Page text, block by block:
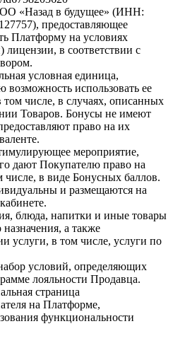
«Назад в будущее» (ИНН:
предоставляющее
Платформу на условиях
в соответствии с
условная единица,
использовать ее
числе, в случаях, описанных
Товаров. Бонусы не имеют
право на их
мероприятие,
дают Покупателю право на
в виде Бонусных баллов.
и размещаются на
блюда, напитки и иные товары
а также
услуги, в том числе, услуги по
условий, определяющих
лояльности Продавца.
страница
на Платформе,
функциональности